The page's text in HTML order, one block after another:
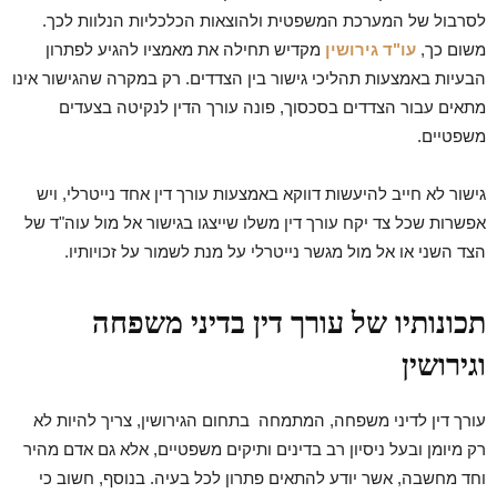
לסרבול של המערכת המשפטית ולהוצאות הכלכליות הנלוות לכך.
משום כך, עו"ד גירושין מקדיש תחילה את מאמציו להגיע לפתרון
הבעיות באמצעות תהליכי גישור בין הצדדים. רק במקרה שהגישור אינו
מתאים עבור הצדדים בסכסוך, פונה עורך הדין לנקיטה בצעדים
משפטיים.
גישור לא חייב להיעשות דווקא באמצעות עורך דין אחד נייטרלי, ויש
אפשרות שכל צד יקח עורך דין משלו שייצגו בגישור אל מול עוה"ד של
הצד השני או אל מול מגשר נייטרלי על מנת לשמור על זכויותיו.
תכונותיו של עורך דין בדיני משפחה
וגירושין
עורך דין לדיני משפחה, המתמחה בתחום הגירושין, צריך להיות לא
רק מיומן ובעל ניסיון רב בדינים ותיקים משפטיים, אלא גם אדם מהיר
וחד מחשבה, אשר יודע להתאים פתרון לכל בעיה. בנוסף, חשוב כי